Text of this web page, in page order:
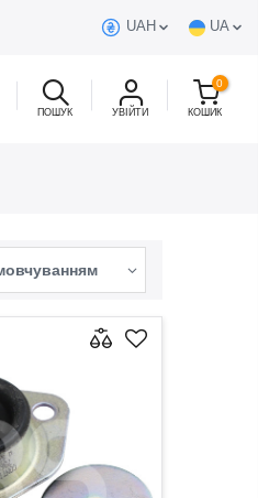
UAH UA
ПОШУК УВІЙТИ
0
КОШИК